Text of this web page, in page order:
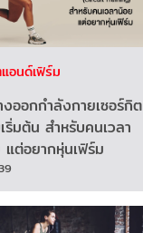
อนด์เฟิร์ม
งออกกำลังกายเซอร์กิต
ริ่มต้น สำหรับคนเวลา
แต่อยากหุ่นเฟิร์ม